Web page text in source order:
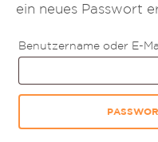
ein neues Passwort
Benutzername oder E-